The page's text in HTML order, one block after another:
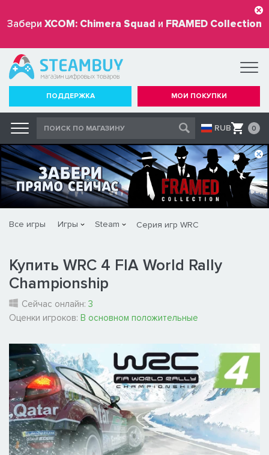
Забери XCOM: Chimera Squad и FRAMED Collection
бесплатно
ПОДДЕРЖКА МОИ ПОКУПКИ
RUB 0
Все игры Игры Steam Серия игр WRC
Купить WRC 4 FIA World Rally
Championship
Сейчас онлайн: 3
Оценки игроков: В основном положительные